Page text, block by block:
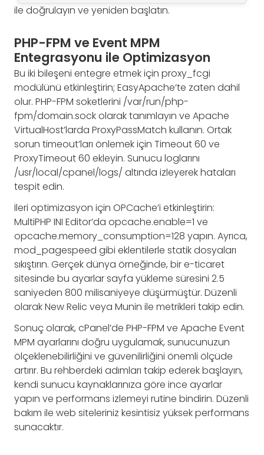
ile doğrulayın ve yeniden başlatın.
PHP-FPM ve Event MPM
Entegrasyonu ile Optimizasyon
Bu iki bileşeni entegre etmek için proxy_fcgi
modülünü etkinleştirin; EasyApache’te zaten dahil
olur. PHP-FPM soketlerini /var/run/php-
fpm/domain.sock olarak tanımlayın ve Apache
VirtualHost’larda ProxyPassMatch kullanın. Ortak
sorun timeout’ları önlemek için Timeout 60 ve
ProxyTimeout 60 ekleyin. Sunucu loglarını
/usr/local/cpanel/logs/ altında izleyerek hataları
tespit edin.
İleri optimizasyon için OPCache’i etkinleştirin:
MultiPHP INI Editor’da opcache.enable=1 ve
opcache.memory_consumption=128 yapın. Ayrıca,
mod_pagespeed gibi eklentilerle statik dosyaları
sıkıştırın. Gerçek dünya örneğinde, bir e-ticaret
sitesinde bu ayarlar sayfa yükleme süresini 2.5
saniyeden 800 milisaniyeye düşürmüştür. Düzenli
olarak New Relic veya Munin ile metrikleri takip edin.
Sonuç olarak, cPanel’de PHP-FPM ve Apache Event
MPM ayarlarını doğru uygulamak, sunucunuzun
ölçeklenebilirliğini ve güvenilirliğini önemli ölçüde
artırır. Bu rehberdeki adımları takip ederek başlayın,
kendi sunucu kaynaklarınıza göre ince ayarlar
yapın ve performans izlemeyi rutine bindirin. Düzenli
bakım ile web siteleriniz kesintisiz yüksek performans
sunacaktır.